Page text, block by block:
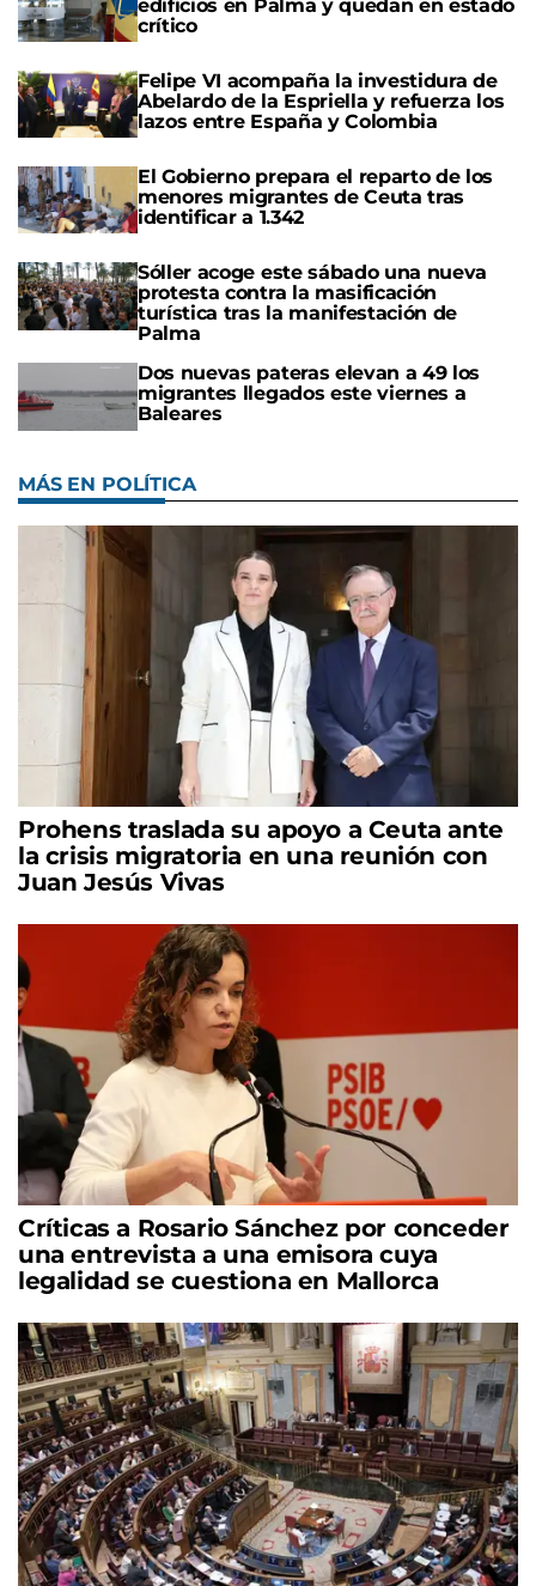
edificios en Palma y quedan en estado
crítico
Felipe VI acompaña la investidura de
Abelardo de la Espriella y refuerza los
lazos entre España y Colombia
El Gobierno prepara el reparto de los
menores migrantes de Ceuta tras
identificar a 1.342
Sóller acoge este sábado una nueva
protesta contra la masificación
turística tras la manifestación de
Palma
Dos nuevas pateras elevan a 49 los
migrantes llegados este viernes a
Baleares
MÁS EN POLÍTICA
Prohens traslada su apoyo a Ceuta ante
la crisis migratoria en una reunión con
Juan Jesús Vivas
Críticas a Rosario Sánchez por conceder
una entrevista a una emisora cuya
legalidad se cuestiona en Mallorca